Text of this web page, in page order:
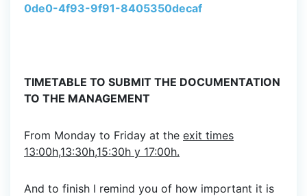
0de0-4f93-9f91-8405350decaf
TIMETABLE TO SUBMIT THE DOCUMENTATION
TO THE MANAGEMENT
From Monday to Friday at the exit times
13:00h,13:30h,15:30h y 17:00h.
And to finish I remind you of how important it is